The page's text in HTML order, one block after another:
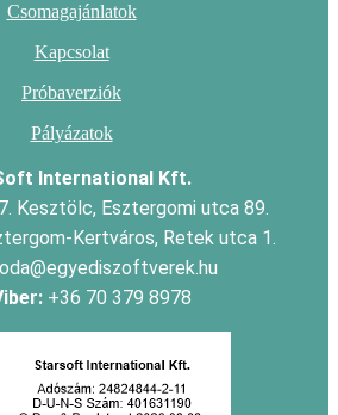
Csomagajánlatok
Kapcsolat
Próbaverziók
Pályázatok
International Kft.
Kesztölc, Esztergomi utca 89.
Kertváros, Retek utca 1.
+36 70 379 8978